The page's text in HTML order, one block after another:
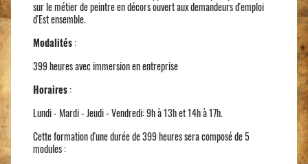
sur le métier de peintre en décors ouvert aux demandeurs d'emploi
d'Est ensemble.
Modalités:
399 heures avec immersion en entreprise
Horaires:
Lundi - Mardi - Jeudi - Vendredi: 9h à 13h et 14h à 17h.
Cette formation d'une durée de 399 heures sera composé de 5
modules :